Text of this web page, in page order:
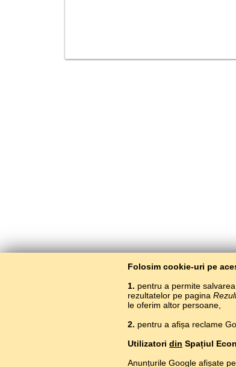
Folosim cookie-uri pe
1. pentru a permite
rezultatelor pe pagina
le oferim altor persoane,
2. pentru a afișa reclame
Utilizatori din Spațiul
Anunțurile Google afișate